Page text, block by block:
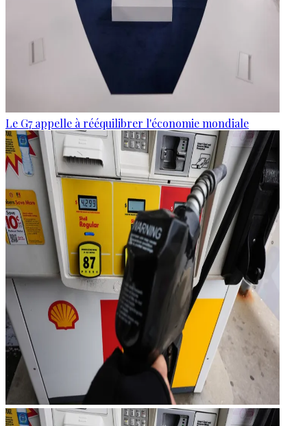
Le G7 appelle à rééquilibrer l'économie mondiale